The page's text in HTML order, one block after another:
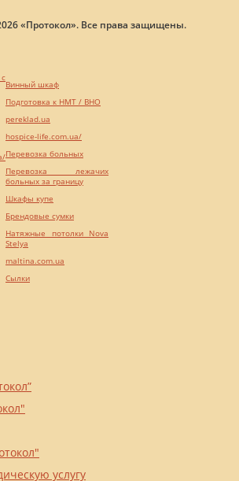
«Протокол». Все права защищены.
услугу
Винный шкаф
Подготовка к НМТ / ВНО
pereklad.ua
hospice-life.com.ua/
Перевозка больных
Перевозка лежачих
больных за границу
Шкафы купе
Брендовые сумки
Натяжные потолки Nova
Stelya
maltina.com.ua
Cылки